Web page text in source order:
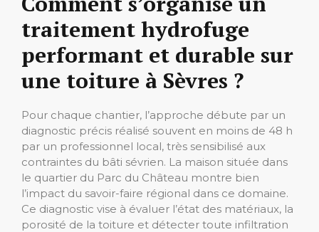
traitement hydrofuge
performant et durable sur
une toiture à Sèvres ?
Pour chaque chantier, l’approche débute par un
diagnostic précis réalisé souvent en moins de 48 h
par un professionnel local, très sensibilisé aux
contraintes du bâti sévrien. La maison située dans
le quartier du Parc du Château montre bien
l’impact du savoir-faire régional dans ce domaine.
Ce diagnostic vise à évaluer l’état des matériaux, la
porosité de la toiture et détecter toute infiltration